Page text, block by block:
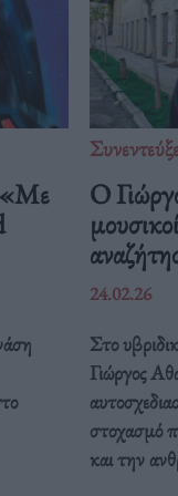
«Με Ο
24.02.26
Στο
Γιώργος
στοχασμό
και την